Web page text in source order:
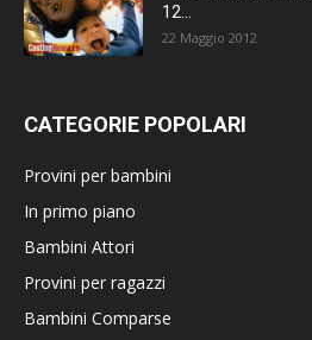
12...
22 Maggio 2012
CATEGORIE POPOLARI
Provini per bambini
In primo piano
Bambini Attori
Provini per ragazzi
Bambini Comparse